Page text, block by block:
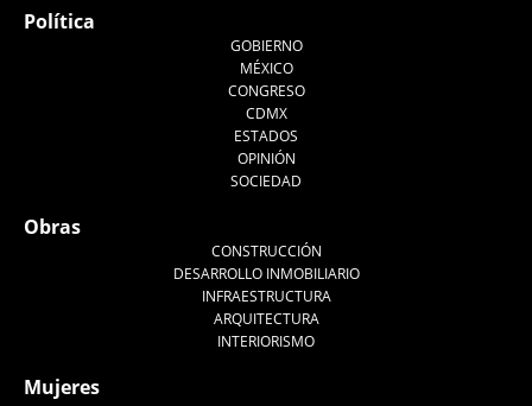
Política
GOBIERNO
MÉXICO
CONGRESO
CDMX
ESTADOS
OPINIÓN
SOCIEDAD
Obras
CONSTRUCCIÓN
DESARROLLO INMOBILIARIO
INFRAESTRUCTURA
ARQUITECTURA
INTERIORISMO
Mujeres